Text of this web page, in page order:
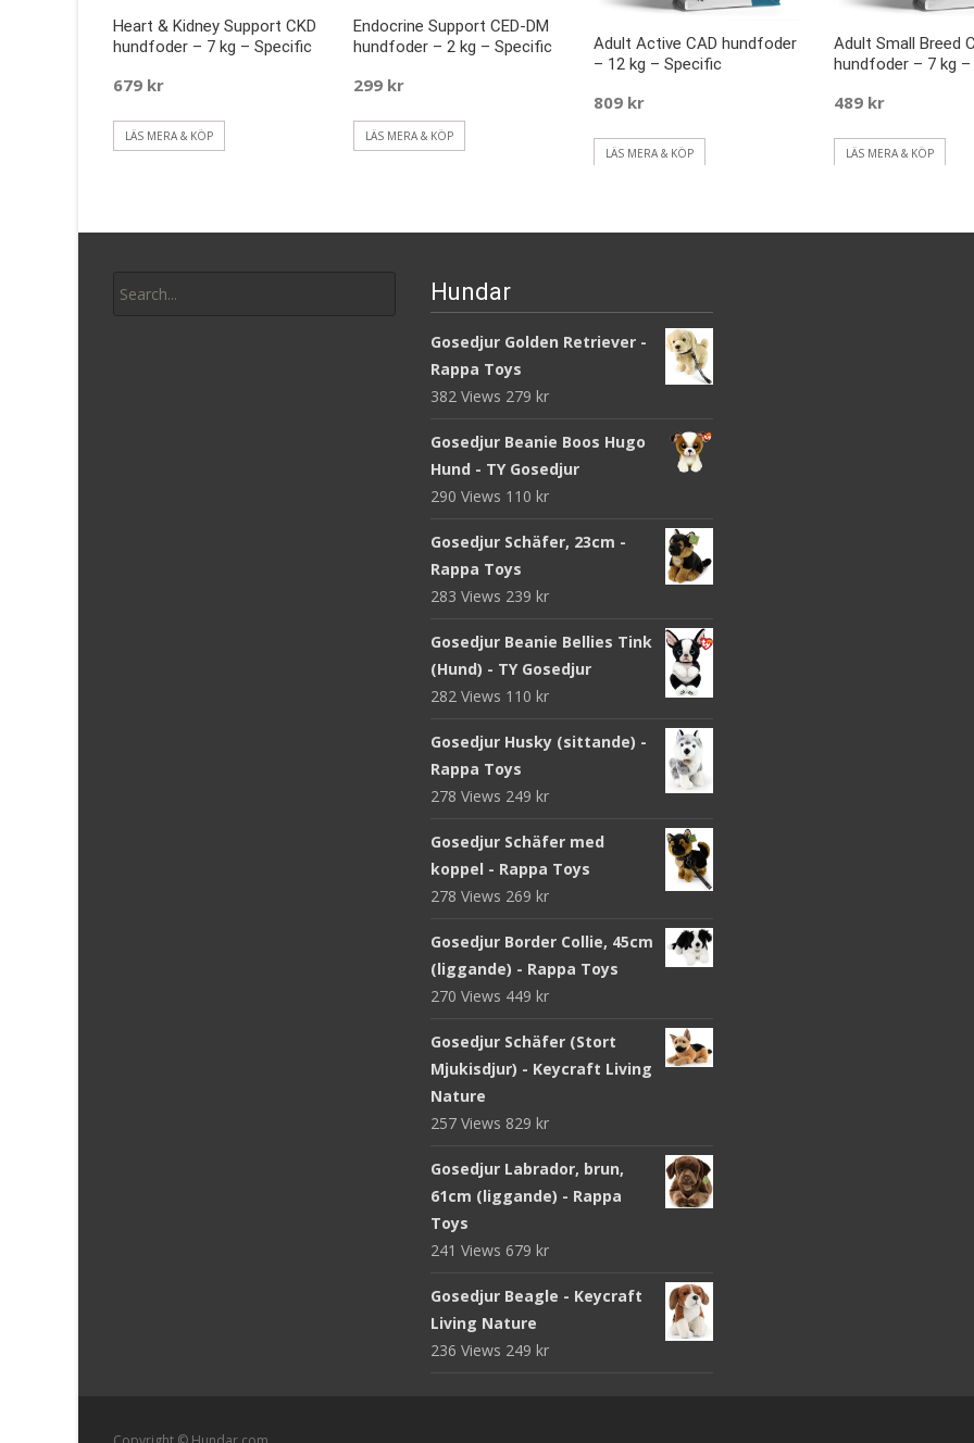
Heart & Kidney Support CKD
hundfoder – 7 kg – Specific
679 kr
LÄS MERA & KÖP
Endocrine Support CED-DM
hundfoder – 2 kg – Specific
299 kr
LÄS MERA & KÖP
Adult Active CAD hundfoder
– 12 kg – Specific
809 kr
LÄS MERA & KÖP
Adult Small Breed
hundfoder – 7 kg
489 kr
LÄS MERA & KÖP
for:
Hundar
Gosedjur Golden Retriever -
Rappa Toys
382 Views 279 kr
Gosedjur Beanie Boos Hugo
Hund - TY Gosedjur
290 Views 110 kr
Gosedjur Schäfer, 23cm -
Rappa Toys
283 Views 239 kr
Gosedjur Beanie Bellies Tink
(Hund) - TY Gosedjur
282 Views 110 kr
Gosedjur Husky (sittande) -
Rappa Toys
278 Views 249 kr
Gosedjur Schäfer med
koppel - Rappa Toys
278 Views 269 kr
Gosedjur Border Collie, 45cm
(liggande) - Rappa Toys
270 Views 449 kr
Gosedjur Schäfer (Stort
Mjukisdjur) - Keycraft Living
Nature
257 Views 829 kr
Gosedjur Labrador, brun,
61cm (liggande) - Rappa
Toys
241 Views 679 kr
Gosedjur Beagle - Keycraft
Living Nature
236 Views 249 kr